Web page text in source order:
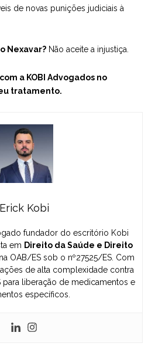
de novas punições judiciais à
Nexavar? Não aceite a injustiça.
a KOBI Advogados no
tratamento.
Erick Kobi
fundador do escritório Kobi
em Direito da Saúde e Direito
OAB/ES sob o nº27525/ES. Com
de alta complexidade contra
para liberação de medicamentos e
específicos.